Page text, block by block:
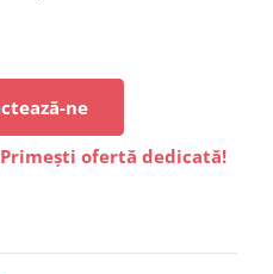
ne
Primești ofertă dedicată!